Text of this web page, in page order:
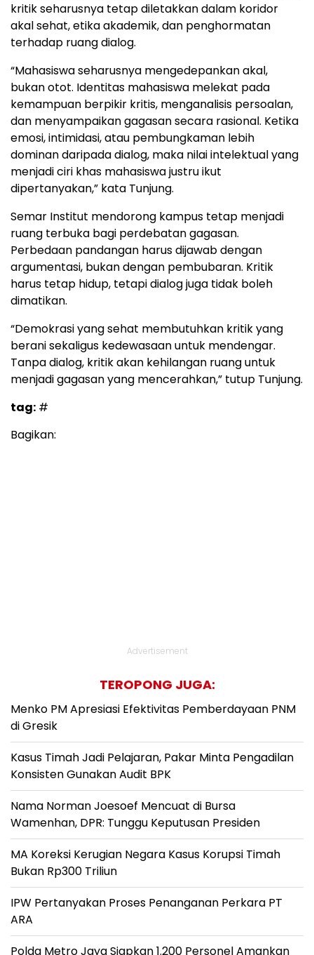
kritik seharusnya tetap diletakkan dalam koridor
akal sehat, etika akademik, dan penghormatan
terhadap ruang dialog.
“Mahasiswa seharusnya mengedepankan akal,
bukan otot. Identitas mahasiswa melekat pada
kemampuan berpikir kritis, menganalisis persoalan,
dan menyampaikan gagasan secara rasional. Ketika
emosi, intimidasi, atau pembungkaman lebih
dominan daripada dialog, maka nilai intelektual yang
menjadi ciri khas mahasiswa justru ikut
dipertanyakan,” kata Tunjung.
Semar Institut mendorong kampus tetap menjadi
ruang terbuka bagi perdebatan gagasan.
Perbedaan pandangan harus dijawab dengan
argumentasi, bukan dengan pembubaran. Kritik
harus tetap hidup, tetapi dialog juga tidak boleh
dimatikan.
“Demokrasi yang sehat membutuhkan kritik yang
berani sekaligus kedewasaan untuk mendengar.
Tanpa dialog, kritik akan kehilangan ruang untuk
menjadi gagasan yang mencerahkan,” tutup Tunjung.
tag: #
Bagikan:
Advertisement
TEROPONG JUGA:
Menko PM Apresiasi Efektivitas Pemberdayaan PNM
di Gresik
Kasus Timah Jadi Pelajaran, Pakar Minta Pengadilan
Konsisten Gunakan Audit BPK
Nama Norman Joesoef Mencuat di Bursa
Wamenhan, DPR: Tunggu Keputusan Presiden
MA Koreksi Kerugian Negara Kasus Korupsi Timah
Bukan Rp300 Triliun
IPW Pertanyakan Proses Penanganan Perkara PT
ARA
Polda Metro Jaya Siapkan 1.200 Personel Amankan